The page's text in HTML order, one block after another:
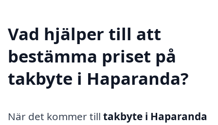
Vad hjälper till att
bestämma priset på
takbyte i Haparanda?
När det kommer till takbyte i Haparanda